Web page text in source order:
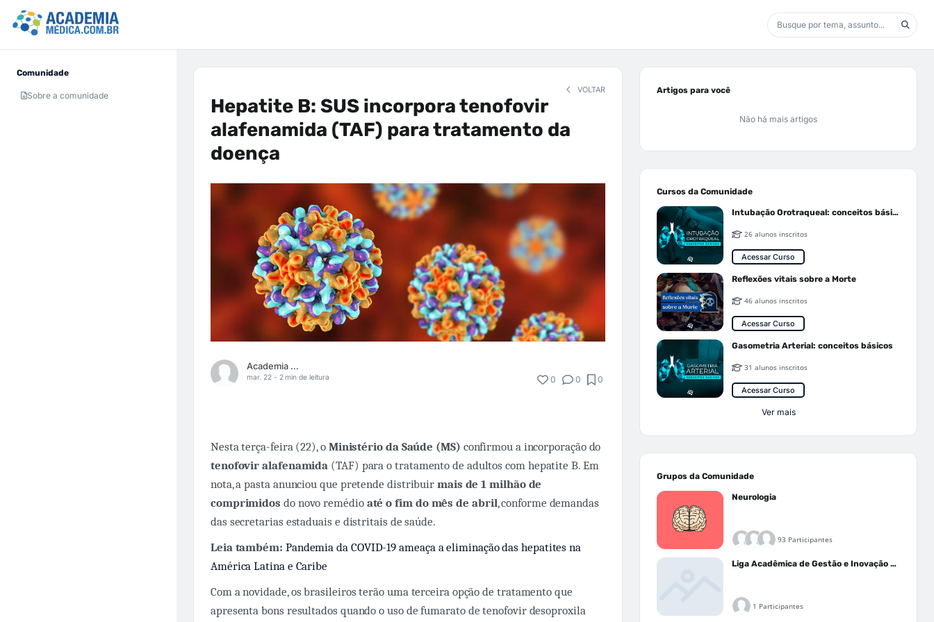
Comunidade
Sobre a comunidade
VOLTAR
Hepatite B: SUS incorpora tenofovir
alafenamida (TAF) para tratamento da
doença
Academia Médica
mar. 22 - 2 min de leitura 0 0 0
Nesta terça-feira (22), o Ministério da Saúde (MS) confirmou a incorporação do
tenofovir alafenamida (TAF) para o tratamento de adultos com hepatite B. Em
nota, a pasta anunciou que pretende distribuir mais de 1 milhão de
comprimidos do novo remédio até o fim do mês de abril, conforme demandas
das secretarias estaduais e distritais de saúde.
Leia também: Pandemia da COVID-19 ameaça a eliminação das hepatites na
América Latina e Caribe
Com a novidade, os brasileiros terão uma terceira opção de tratamento que
apresenta bons resultados quando o uso de fumarato de tenofovir desoproxila
Artigos para você
Não há mais artigos
Cursos da Comunidade
Intubação Orotraqueal: conceitos básicos
26 alunos inscritos
Acessar Curso
Reflexões vitais sobre a Morte
46 alunos inscritos
Acessar Curso
Gasometria Arterial: conceitos básicos
31 alunos inscritos
Acessar Curso
Ver mais
Grupos da Comunidade
Neurologia
93 Participantes
Liga Acadêmica de Gestão e Inovação Médica - LAGIM
1 Participantes